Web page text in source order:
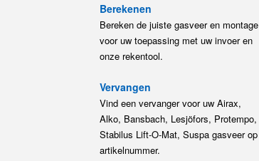
Berekenen
Bereken de juiste gasveer en montage
voor uw toepassing met uw invoer en
onze rekentool.
Vervangen
Vind een vervanger voor uw Airax,
Alko, Bansbach, Lesjöfors, Protempo,
Stabilus Lift-O-Mat, Suspa gasveer op
artikelnummer.